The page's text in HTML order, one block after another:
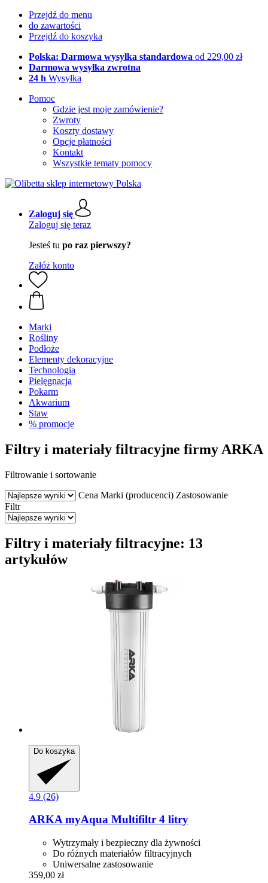
Przejdź do menu
do zawartości
Przejdź do koszyka
Polska: Darmowa wysyłka standardowa od 229,00 zł
Darmowa wysyłka zwrotna
24 h Wysyłka
Pomoc
Gdzie jest moje zamówienie?
Zwroty
Koszty dostawy
Opcje płatności
Kontakt
Wszystkie tematy pomocy
Zaloguj się
Zaloguj się teraz
Jesteś tu po raz pierwszy?
Załóż konto
Marki
Rośliny
Podłoże
Elementy dekoracyjne
Technologia
Pielęgnacja
Pokarm
Akwarium
Staw
% promocje
Filtry i materiały filtracyjne firmy ARKA
Filtrowanie i sortowanie
Cena Marki (producenci) Zastosowanie
Filtr
Filtry i materiały filtracyjne: 13
artykułów
Do koszyka
4.9 (26)
ARKAmyAqua Multifiltr 4 litry
Wytrzymały i bezpieczny dla żywności
Do różnych materiałów filtracyjnych
Uniwersalne zastosowanie
359,00 zł